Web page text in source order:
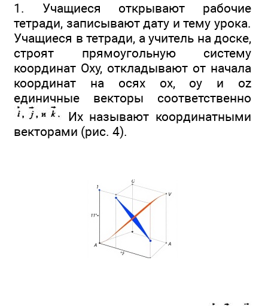
1. Учащиеся открывают рабочие
тетради, записывают дату и тему урока.
Учащиеся в тетради, а учитель на доске,
строят прямоугольную систему
координат Оху, откладывают от начала
координат на осях ох, оу и oz
единичные векторы соответственно
Их называют координатными
векторами (рис. 4).